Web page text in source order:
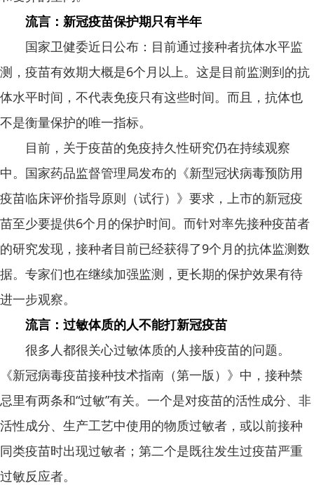
流言：新冠疫苗保护期只有半年
国家卫健委近日公布：目前通过接种者抗体水平监
测，疫苗有效期大概是6个月以上。这是目前监测到的抗
体水平时间，不代表免疫只有这些时间。而且，抗体也
不是衡量保护的唯一指标。
目前，关于疫苗的免疫持久性研究仍在持续观察
中。国家药品监督管理局发布的《新型冠状病毒预防用
疫苗临床评价指导原则（试行）》要求，上市的新冠疫
苗至少要提供6个月的保护时间。而针对率先接种疫苗者
的研究发现，接种者目前已经获得了9个月的抗体监测数
据。专家们也在继续加强监测，更长期的保护效果有待
进一步观察。
流言：过敏体质的人不能打新冠疫苗
很多人都很关心过敏体质的人接种疫苗的问题。
《新冠病毒疫苗接种技术指南（第一版）》中，接种禁
忌里有两条和“过敏”有关。一个是对疫苗的活性成分、非
活性成分、生产工艺中使用的物质过敏者，或以前接种
同类疫苗时出现过敏者；第二个是既往发生过疫苗严重
过敏反应者。